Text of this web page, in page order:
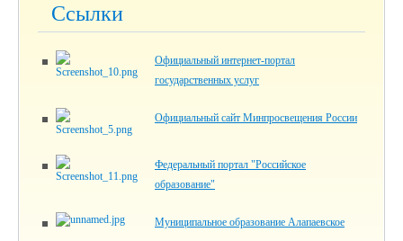
Ссылки
Официальный интернет-портал
государственных услуг
Официальный сайт Минпросвещения России
Федеральный портал "Российское
образование"
Муниципальное образование Алапаевское